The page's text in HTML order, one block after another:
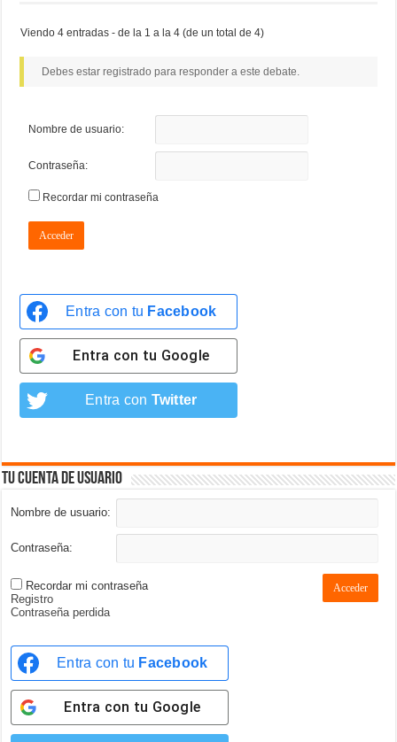
Viendo 4 entradas - de la 1 a la 4 (de un total de 4)
Debes estar registrado para responder a este debate.
Nombre de usuario:
Contraseña:
Recordar mi contraseña
Acceder
Entra con tu Facebook
Entra con tu Google
Entra con Twitter
Tu cuenta de usuario
Nombre de usuario:
Contraseña:
Recordar mi contraseña Acceder
Registro
Contraseña perdida
Entra con tu Facebook
Entra con tu Google